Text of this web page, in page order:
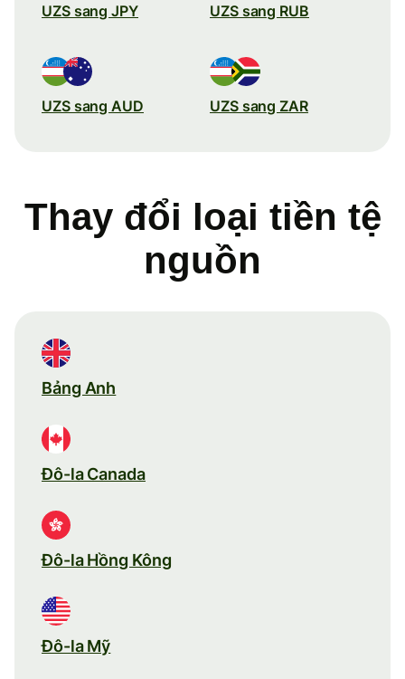
UZS sang JPY UZS sang RUB
UZS sang AUD UZS sang ZAR
Thay đổi loại tiền tệ
nguồn
Bảng Anh
Đô-la Canada
Đô-la Hồng Kông
Đô-la Mỹ